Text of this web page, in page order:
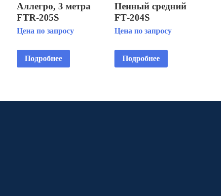
Аллегро, 3 метра
FTR‑205S
Цена по запросу
Подробнее
Пенный средний
FT‑204S
Цена по запросу
Подробнее